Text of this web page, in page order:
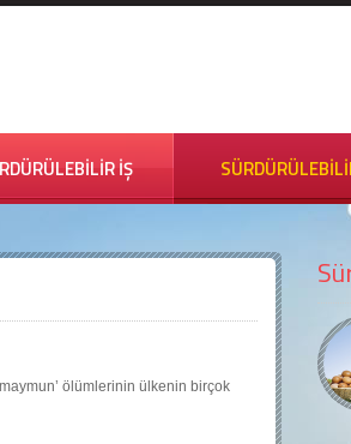
İŞ
ölümlerinin ülkenin birçok